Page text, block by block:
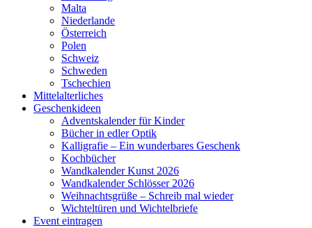
Malta
Niederlande
Österreich
Polen
Schweiz
Schweden
Tschechien
Mittelalterliches
Geschenkideen
Adventskalender für Kinder
Bücher in edler Optik
Kalligrafie – Ein wunderbares Geschenk
Kochbücher
Wandkalender Kunst 2026
Wandkalender Schlösser 2026
Weihnachtsgrüße – Schreib mal wieder
Wichteltüren und Wichtelbriefe
Event eintragen